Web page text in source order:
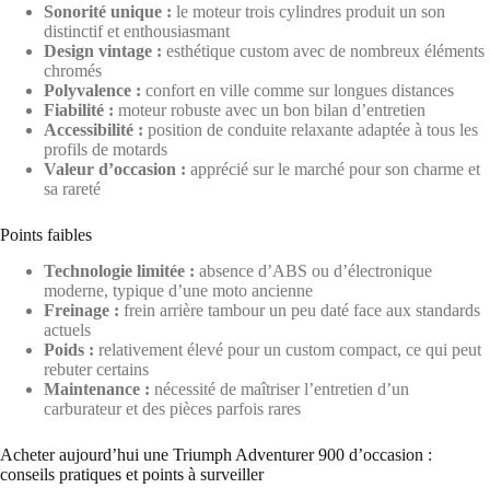
Sonorité unique : le moteur trois cylindres produit un son
distinctif et enthousiasmant
Design vintage : esthétique custom avec de nombreux éléments
chromés
Polyvalence : confort en ville comme sur longues distances
Fiabilité : moteur robuste avec un bon bilan d’entretien
Accessibilité : position de conduite relaxante adaptée à tous les
profils de motards
Valeur d’occasion : apprécié sur le marché pour son charme et
sa rareté
Points faibles
Technologie limitée : absence d’ABS ou d’électronique
moderne, typique d’une moto ancienne
Freinage : frein arrière tambour un peu daté face aux standards
actuels
Poids : relativement élevé pour un custom compact, ce qui peut
rebuter certains
Maintenance : nécessité de maîtriser l’entretien d’un
carburateur et des pièces parfois rares
Acheter aujourd’hui une Triumph Adventurer 900 d’occasion :
conseils pratiques et points à surveiller